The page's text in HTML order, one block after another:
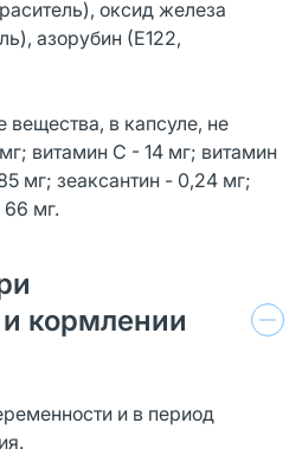
оксид железа
азорубин (Е122,
вещества, в капсуле, не
витамин С - 14 мг; витамин
мг; зеаксантин - 0,24 мг;
66 мг.
кормлении
и в период